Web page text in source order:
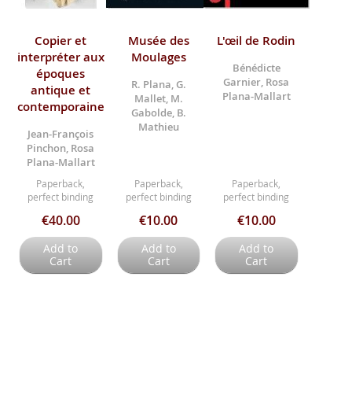
Copier et
interpréter aux
époques
antique et
contemporaine
Jean-François
Pinchon, Rosa
Plana-Mallart
Paperback,
perfect binding
€40.00
Add to
Cart
Musée des
Moulages
R. Plana, G.
Mallet, M.
Gabolde, B.
Mathieu
Paperback,
perfect binding
€10.00
Add to
Cart
L'œil de Rodin
Bénédicte
Garnier, Rosa
Plana-Mallart
Paperback,
perfect binding
€10.00
Add to
Cart